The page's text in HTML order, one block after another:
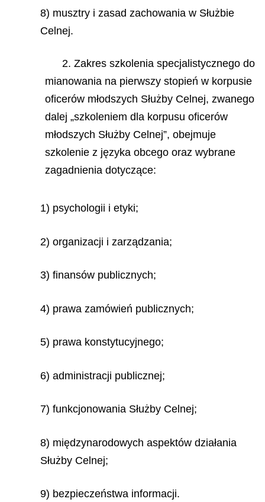
8) musztry i zasad zachowania w Służbie
Celnej.
2. Zakres szkolenia specjalistycznego do
mianowania na pierwszy stopień w korpusie
oficerów młodszych Służby Celnej, zwanego
dalej „szkoleniem dla korpusu oficerów
młodszych Służby Celnej”, obejmuje
szkolenie z języka obcego oraz wybrane
zagadnienia dotyczące:
1) psychologii i etyki;
2) organizacji i zarządzania;
3) finansów publicznych;
4) prawa zamówień publicznych;
5) prawa konstytucyjnego;
6) administracji publicznej;
7) funkcjonowania Służby Celnej;
8) międzynarodowych aspektów działania
Służby Celnej;
9) bezpieczeństwa informacji.